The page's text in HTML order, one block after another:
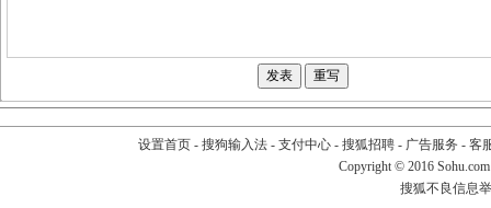
设置首页- 搜狗输入法- 支付中心- 搜狐招聘- 广告服务 - 客
Copyright © 2016
搜狐不良信息